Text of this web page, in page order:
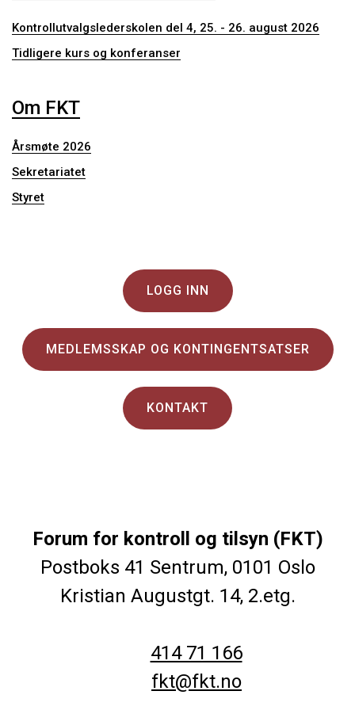
Kontrollutvalgslederskolen del 4, 25. - 26. august 2026
Tidligere kurs og konferanser
Om FKT
Årsmøte 2026
Sekretariatet
Styret
LOGG INN
MEDLEMSSKAP OG KONTINGENTSATSER
KONTAKT
Forum for kontroll og tilsyn (FKT)
Postboks 41 Sentrum, 0101 Oslo
Kristian Augustgt. 14, 2.etg.
414 71 166
fkt@fkt.no